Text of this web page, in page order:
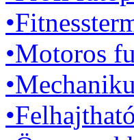
•Motoros